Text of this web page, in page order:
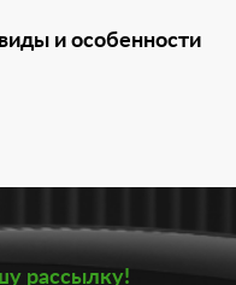
и особенности
рано или
бампера. В народе
как и заднего
быть различным: 40,
закрывает сам бампер.
рассылку!